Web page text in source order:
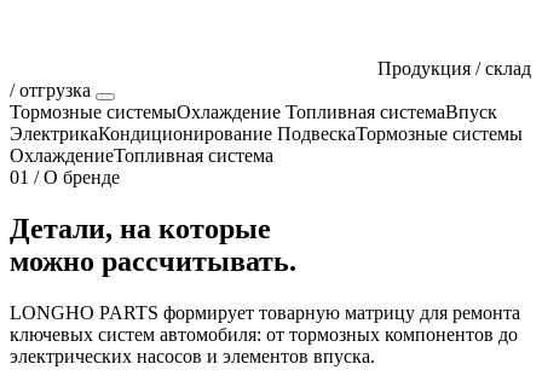
Продукция / склад
/ отгрузка
Тормозные системыОхлаждение Топливная системаВпуск
ЭлектрикаКондиционирование ПодвескаТормозные системы
ОхлаждениеТопливная система
01 / О бренде
Детали, на которые
можно рассчитывать.
LONGHO PARTS формирует товарную матрицу для ремонта
ключевых систем автомобиля: от тормозных компонентов до
электрических насосов и элементов впуска.